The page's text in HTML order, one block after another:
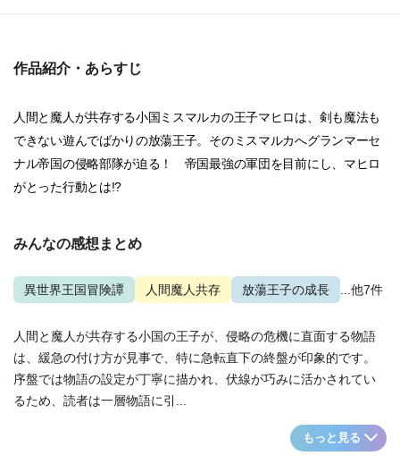
作品紹介・あらすじ
人間と魔人が共存する小国ミスマルカの王子マヒロは、剣も魔法も
できない遊んでばかりの放蕩王子。そのミスマルカへグランマーセ
ナル帝国の侵略部隊が迫る！ 帝国最強の軍団を目前にし、マヒロ
がとった行動とは!?
みんなの感想まとめ
異世界王国冒険譚 人間魔人共存 放蕩王子の成長 ...他7件
人間と魔人が共存する小国の王子が、侵略の危機に直面する物語
は、緩急の付け方が見事で、特に急転直下の終盤が印象的です。
序盤では物語の設定が丁寧に描かれ、伏線が巧みに活かされてい
るため、読者は一層物語に引...
もっと見る